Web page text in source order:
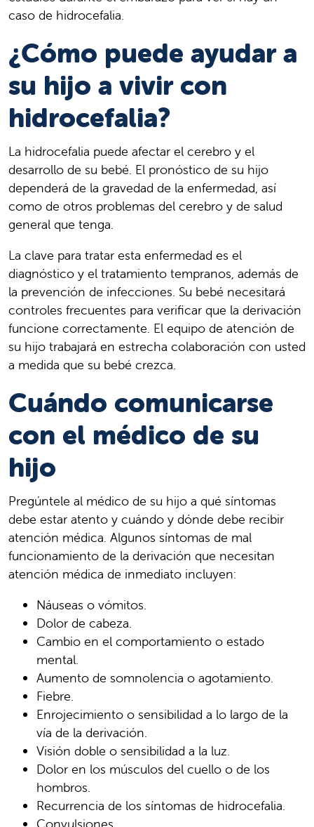
caso de hidrocefalia.
¿Cómo puede ayudar a
su hijo a vivir con
hidrocefalia?
La hidrocefalia puede afectar el cerebro y el
desarrollo de su bebé. El pronóstico de su hijo
dependerá de la gravedad de la enfermedad, así
como de otros problemas del cerebro y de salud
general que tenga.
La clave para tratar esta enfermedad es el
diagnóstico y el tratamiento tempranos, además de
la prevención de infecciones. Su bebé necesitará
controles frecuentes para verificar que la derivación
funcione correctamente. El equipo de atención de
su hijo trabajará en estrecha colaboración con usted
a medida que su bebé crezca.
Cuándo comunicarse
con el médico de su
hijo
Pregúntele al médico de su hijo a qué síntomas
debe estar atento y cuándo y dónde debe recibir
atención médica. Algunos síntomas de mal
funcionamiento de la derivación que necesitan
atención médica de inmediato incluyen:
Náuseas o vómitos.
Dolor de cabeza.
Cambio en el comportamiento o estado
mental.
Aumento de somnolencia o agotamiento.
Fiebre.
Enrojecimiento o sensibilidad a lo largo de la
vía de la derivación.
Visión doble o sensibilidad a la luz.
Dolor en los músculos del cuello o de los
hombros.
Recurrencia de los síntomas de hidrocefalia.
Convulsiones.